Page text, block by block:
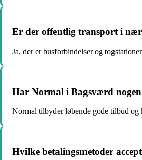
Er der offentlig transport i
Ja, der er busforbindelser og
Har Normal i Bagsværd
Normal tilbyder løbende gode tilbud og
Hvilke betalingsmetoder